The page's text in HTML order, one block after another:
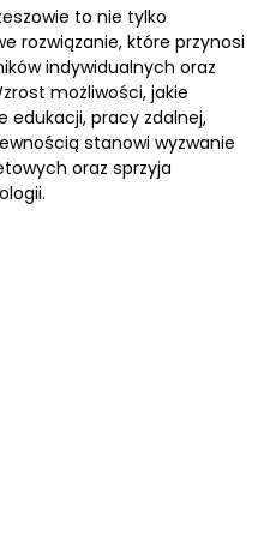
to nie tylko
rozwiązanie, które przynosi
indywidualnych oraz
możliwości, jakie
edukacji, pracy zdalnej,
stanowi wyzwanie
oraz sprzyja